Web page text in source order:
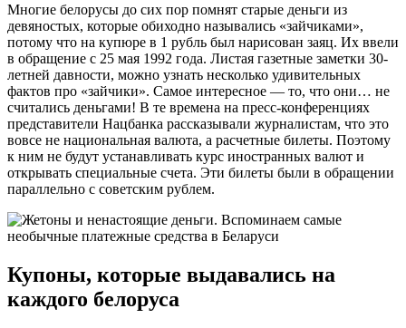
Многие белорусы до сих пор помнят старые деньги из
девяностых, которые обиходно назывались «зайчиками»,
потому что на купюре в 1 рубль был нарисован заяц. Их ввели
в обращение с 25 мая 1992 года. Листая газетные заметки 30-
летней давности, можно узнать несколько удивительных
фактов про «зайчики». Самое интересное — то, что они… не
считались деньгами! В те времена на пресс-конференциях
представители Нацбанка рассказывали журналистам, что это
вовсе не национальная валюта, а расчетные билеты. Поэтому
к ним не будут устанавливать курс иностранных валют и
открывать специальные счета. Эти билеты были в обращении
параллельно с советским рублем.
Купоны, которые выдавались на
каждого белоруса